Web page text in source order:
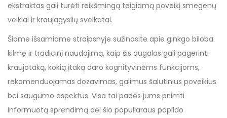
ekstraktas gali turėti reikšmingą teigiamą poveikį smegenų
veiklai ir kraujagyslių sveikatai.
Šiame išsamiame straipsnyje sužinosite apie ginkgo biloba
kilmę ir tradicinį naudojimą, kaip šis augalas gali pagerinti
kraujotaką, kokią įtaką daro kognityvinėms funkcijoms,
rekomenduojamas dozavimas, galimus šalutinius poveikius
bei saugumo aspektus. Visa tai padės jums priimti
informuotą sprendimą dėl šio populiaraus papildo